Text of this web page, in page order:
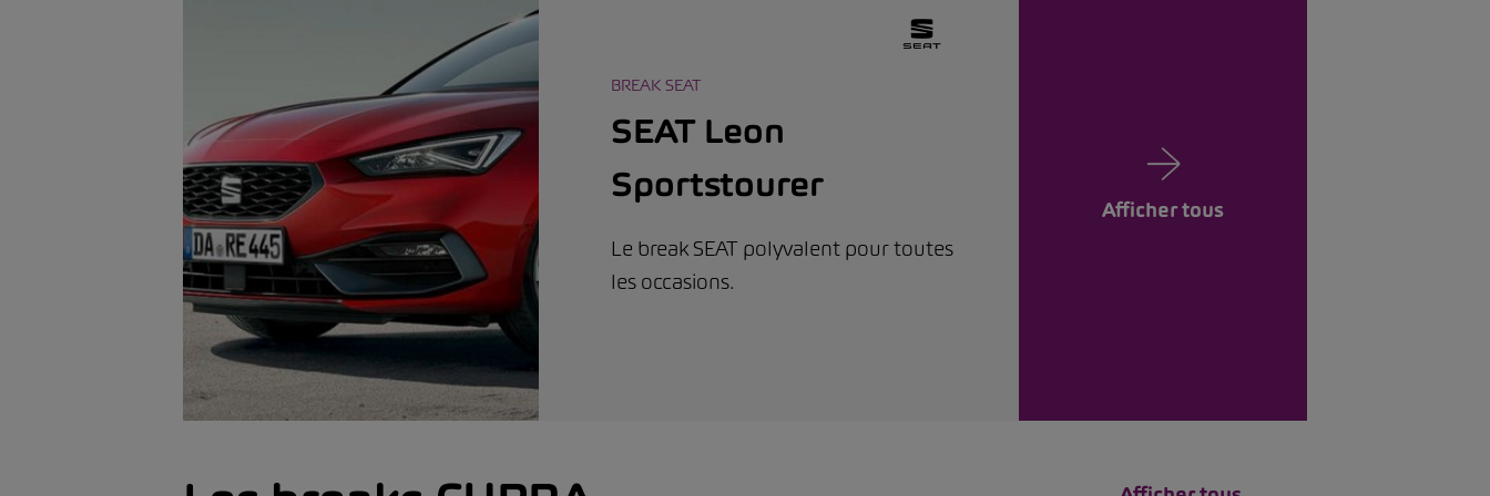
BREAK SEAT
SEAT Leon
Sportstourer
Le break SEAT polyvalent pour toutes
les occasions.
Afficher tous